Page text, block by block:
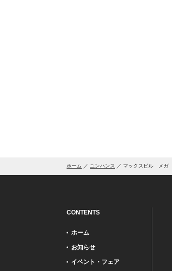
ホーム ユンハンス マックスビル メガ
CONTENTS
ホーム
お知らせ
イベント・フェア